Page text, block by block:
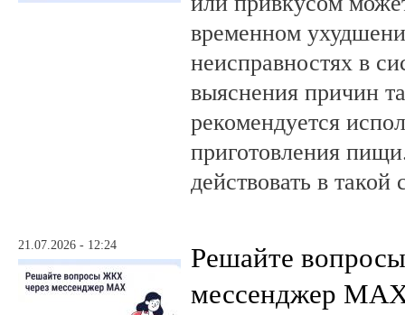
временном
неисправностях в
выяснения причин
рекомендуется
приготовления
действовать в такой
21.07.2026 - 12:24
Решайте
мессенджер